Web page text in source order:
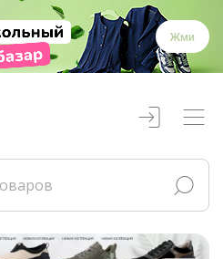
Жми